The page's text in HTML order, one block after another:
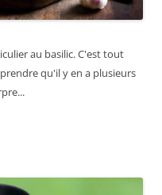
au basilic. C'est tout
qu'il y en a plusieurs